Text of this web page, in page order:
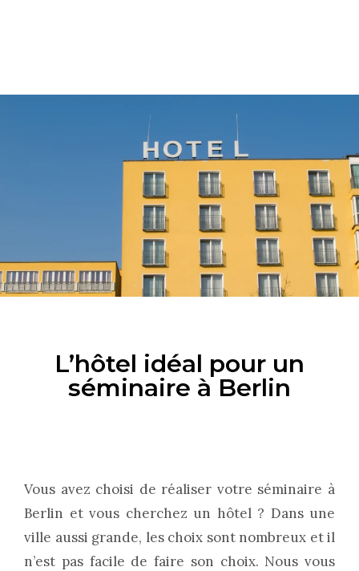
L’hôtel idéal pour un
séminaire à Berlin
Vous avez choisi de réaliser votre séminaire à
Berlin et vous cherchez un hôtel ? Dans une
ville aussi grande, les choix sont nombreux et il
n’est pas facile de faire son choix. Nous vous